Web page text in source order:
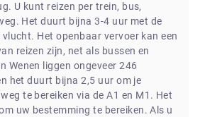
U kunt reizen per trein, bus,
Het duurt bijna 3-4 uur met de
Het openbaar vervoer kan een
reizen zijn, net als bussen en
Wenen liggen ongeveer 246
het duurt bijna 2,5 uur om je
te bereiken via de A1 en M1. Het
uw bestemming te bereiken. Als u